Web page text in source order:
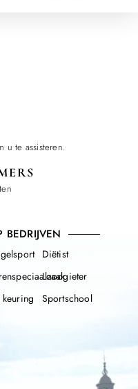
u te assisteren.
BEDRIJVEN
Diëtist
Loodgieter
Sportschool